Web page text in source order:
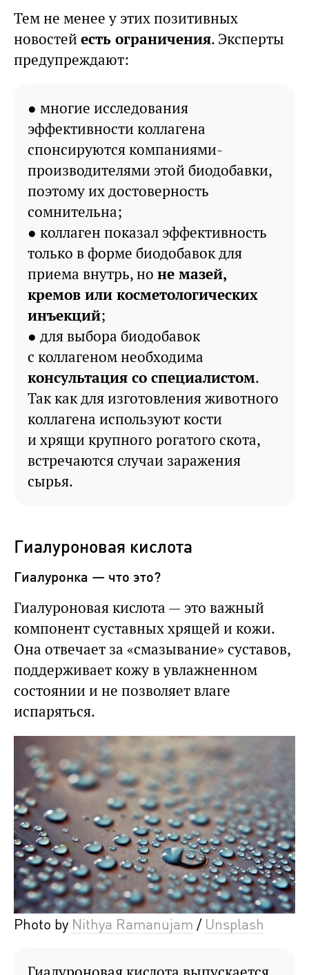
Тем не менее у этих позитивных
новостей есть ограничения. Эксперты
предупреждают:
● многие исследования
эффективности коллагена
спонсируются компаниями-
производителями этой биодобавки,
поэтому их достоверность
сомнительна;
● коллаген показал эффективность
только в форме биодобавок для
приема внутрь, но не мазей,
кремов или косметологических
инъекций;
● для выбора биодобавок
с коллагеном необходима
консультация со специалистом.
Так как для изготовления животного
коллагена используют кости
и хрящи крупного рогатого скота,
встречаются случаи заражения
сырья.
Гиалуроновая кислота
Гиалуронка — что это?
Гиалуроновая кислота — это важный
компонент суставных хрящей и кожи.
Она отвечает за «смазывание» суставов,
поддерживает кожу в увлажненном
состоянии и не позволяет влаге
испаряться.
Photo by Nithya Ramanujam / Unsplash